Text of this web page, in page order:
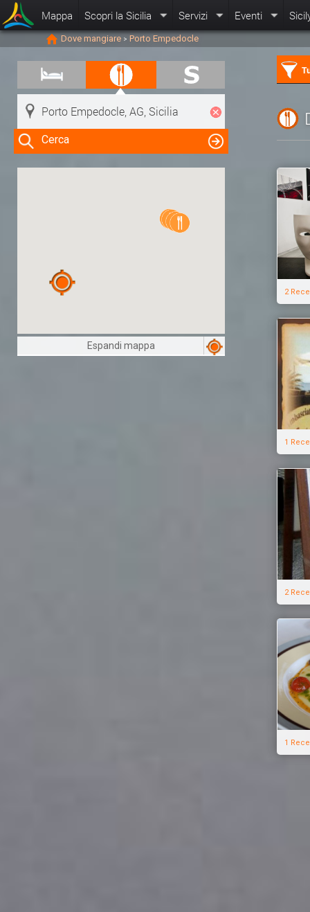
Mappa Scopri la Sicilia Servizi Eventi
Dove mangiare > Porto Empedocle
Cerca
Clicca su una risorsa nella mappa
Espandi mappa
2
1
2
1